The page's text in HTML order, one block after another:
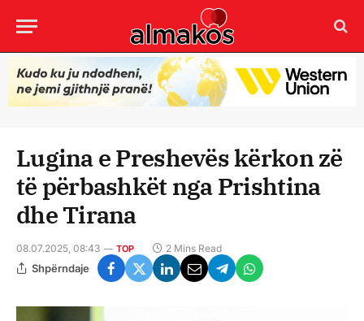
Lugina e Preshevës kërkon zë
të përbashkët nga Prishtina
dhe Tirana
08.07.2025, 08:43 TOP 2 Mins Read
Shpërndaje